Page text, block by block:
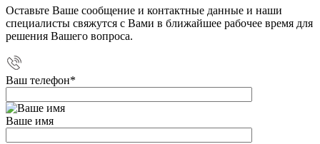
Оставьте Ваше сообщение и контактные данные и наши
специалисты свяжутся с Вами в ближайшее рабочее время для
решения Вашего вопроса.
Ваш телефон*
Ваше имя